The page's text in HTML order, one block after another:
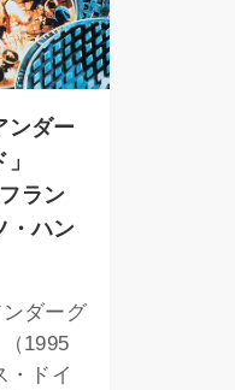
ンダー
ラン
・ハン
ダーグ
1995
・ドイ